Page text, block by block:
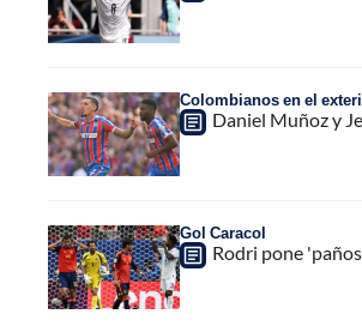
Colombianos en el
Daniel Muñoz y
Gol Caracol
Rodri pone